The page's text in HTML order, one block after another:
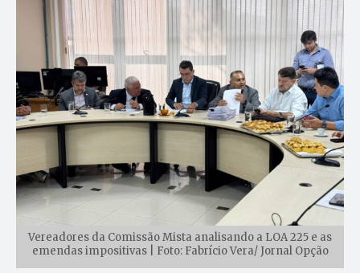
Vereadores da Comissão Mista analisando a LOA 225 e as
emendas impositivas | Foto: Fabrício Vera/ Jornal Opção